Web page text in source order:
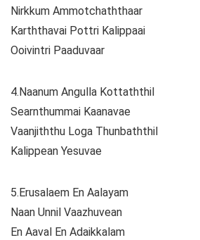
Nirkkum Ammotchaththaar
Karththavai Pottri Kalippaai
Ooivintri Paaduvaar
4.Naanum Angulla Kottaththil
Searnthummai Kaanavae
Vaanjiththu Loga Thunbaththil
Kalippean Yesuvae
5.Erusalaem En Aalayam
Naan Unnil Vaazhuvean
En Aaval En Adaikkalam